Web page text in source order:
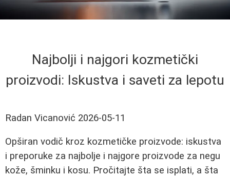
Najbolji i najgori kozmetički
proizvodi: Iskustva i saveti za lepotu
Radan Vicanović 2026-05-11
Opširan vodič kroz kozmetičke proizvode: iskustva
i preporuke za najbolje i najgore proizvode za negu
kože, šminku i kosu. Pročitajte šta se isplati, a šta